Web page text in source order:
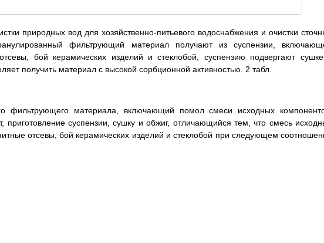
природных вод для хозяйственно-питьевого водоснабжения и очистки
фильтрующий материал получают из суспензии,
бой керамических изделий и стеклобой, суспензию подвергают
получить материал с высокой сорбционной активностью. 2 табл.
фильтрующего материала, включающий помол смеси исходных
суспензии, сушку и обжиг, отличающийся тем, что смесь
отсевы, бой керамических изделий и стеклобой при следующем